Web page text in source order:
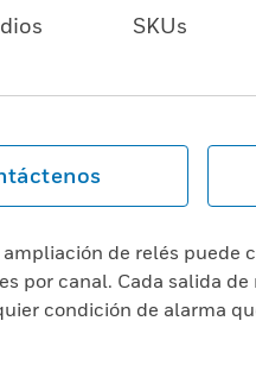
SKUs
de relés puede
por canal. Cada salida
condición de alarma